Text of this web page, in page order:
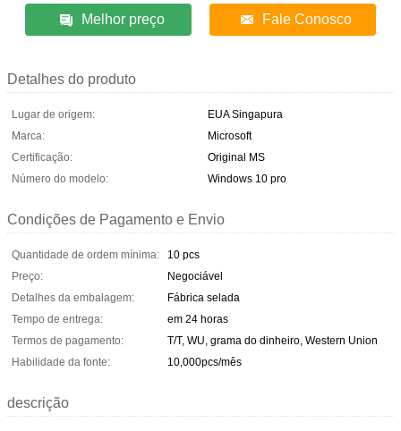
Melhor preço Fale Conosco
Detalhes do produto
Lugar de origem:
EUA Singapura
Marca:
Microsoft
Certificação:
Original MS
Número do modelo:
Windows 10 pro
Condições de Pagamento e Envio
Quantidade de ordem mínima:
10 pcs
Preço:
Negociável
Detalhes da embalagem:
Fábrica selada
Tempo de entrega:
em 24 horas
Termos de pagamento:
T/T, WU, grama do dinheiro, Western Union
Habilidade da fonte:
10,000pcs/mês
descrição